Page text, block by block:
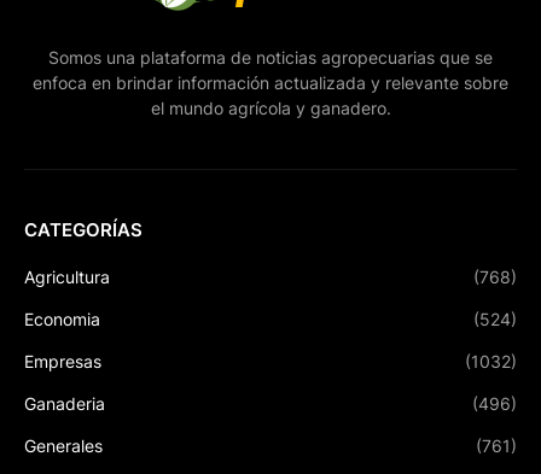
Somos una plataforma de noticias agropecuarias que se
enfoca en brindar información actualizada y relevante sobre
el mundo agrícola y ganadero.
CATEGORÍAS
Agricultura (768)
Economia (524)
Empresas (1032)
Ganaderia (496)
Generales (761)